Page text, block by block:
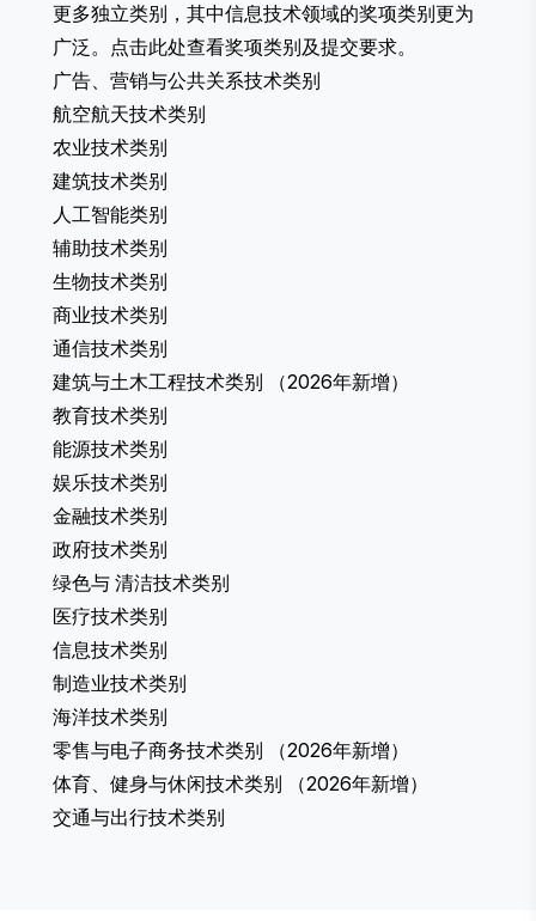
更多独立类别，其中信息技术领域的奖项类别更为
广泛。点击此处查看奖项类别及提交要求。
广告、营销与公共关系技术类别
航空航天技术类别
农业技术类别
建筑技术类别
人工智能类别
辅助技术类别
生物技术类别
商业技术类别
通信技术类别
建筑与土木工程技术类别 （2026年新增）
教育技术类别
能源技术类别
娱乐技术类别
金融技术类别
政府技术类别
绿色与 清洁技术类别
医疗技术类别
信息技术类别
制造业技术类别
海洋技术类别
零售与电子商务技术类别 （2026年新增）
体育、健身与休闲技术类别 （2026年新增）
交通与出行技术类别